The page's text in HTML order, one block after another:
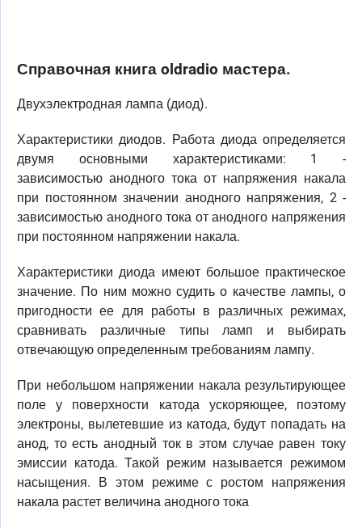
Справочная книга oldradio мастера.
Двухэлектродная лампа (диод).
Характеристики диодов. Работа диода определяется
двумя основными характеристиками: 1 -
зависимостью анодного тока от напряжения накала
при постоянном значении анодного напряжения, 2 -
зависимостью анодного тока от анодного напряжения
при постоянном напряжении накала.
Характеристики диода имеют большое практическое
значение. По ним можно судить о качестве лампы, о
пригодности ее для работы в различных режимах,
сравнивать различные типы ламп и выбирать
отвечающую определенным требованиям лампу.
При небольшом напряжении накала результирующее
поле у поверхности катода ускоряющее, поэтому
электроны, вылетевшие из катода, будут попадать на
анод, то есть анодный ток в этом случае равен току
эмиссии катода. Такой режим называется режимом
насыщения. В этом режиме с ростом напряжения
накала растет величина анодного тока